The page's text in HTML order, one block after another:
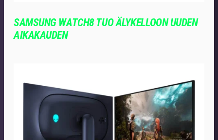
SAMSUNG WATCH8 TUO ÄLYKELLOON UUDEN
AIKAKAUDEN